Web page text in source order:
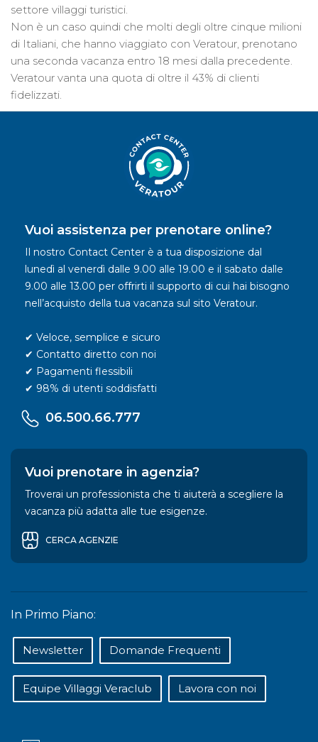
settore villaggi turistici.
Non è un caso quindi che molti degli oltre cinque milioni
di Italiani, che hanno viaggiato con Veratour, prenotano
una seconda vacanza entro 18 mesi dalla precedente.
Veratour vanta una quota di oltre il 43% di clienti
fidelizzati.
Vuoi assistenza per prenotare online?
Il nostro Contact Center è a tua disposizione dal
lunedì al venerdì dalle 9.00 alle 19.00 e il sabato dalle
9.00 alle 13.00 per offrirti il supporto di cui hai bisogno
nell’acquisto della tua vacanza sul sito Veratour.
✔ Veloce, semplice e sicuro
✔ Contatto diretto con noi
✔ Pagamenti flessibili
✔ 98% di utenti soddisfatti
06.500.66.777
Vuoi prenotare in agenzia?
Troverai un professionista che ti aiuterà a scegliere la
vacanza più adatta alle tue esigenze.
CERCA AGENZIE
In Primo Piano:
Newsletter Domande Frequenti
Equipe Villaggi Veraclub Lavora con noi